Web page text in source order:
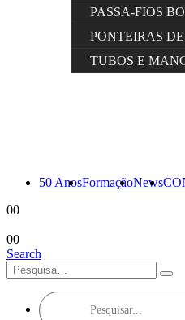
PASSA-FIOS
PONTEIRAS
TUBOS E
50 AnosFormaçãoNews
00
00
Search
Products
search